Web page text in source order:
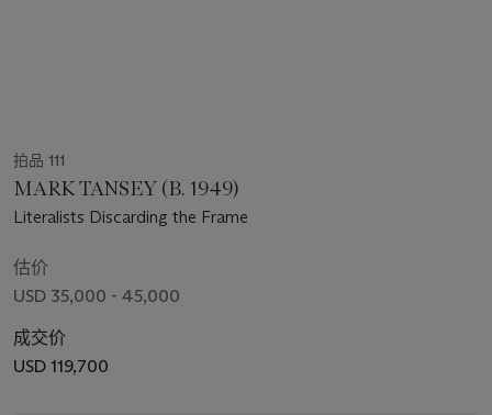
拍品 111
MARK TANSEY (B. 1949)
Literalists Discarding the Frame
估价
USD 35,000 - 45,000
成交价
USD 119,700